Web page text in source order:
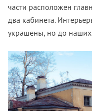
части расположен
два кабинета.
украшены, но до